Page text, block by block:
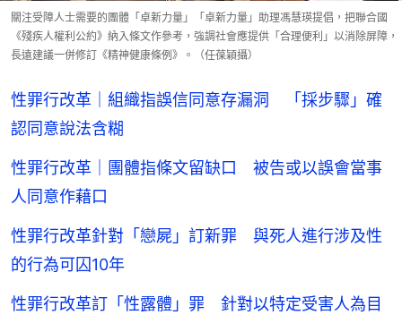
關注受障人士需要的團體「卓新力量」「卓新力量」助理馮慧瑛提倡，把聯合國
《殘疾人權利公約》納入條文作參考，強調社會應提供「合理便利」以消除屏障，
長遠建議一併修訂《精神健康條例》。（任葆穎攝）
性罪行改革｜組織指誤信同意存漏洞 「採步驟」確
認同意說法含糊
性罪行改革｜團體指條文留缺口 被告或以誤會當事
人同意作藉口
性罪行改革針對「戀屍」訂新罪 與死人進行涉及性
的行為可囚10年
性罪行改革訂「性露體」罪 針對以特定受害人為目